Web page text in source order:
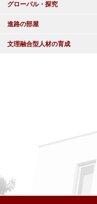
グローバル・探究
進路の部屋
文理融合型人材の育成